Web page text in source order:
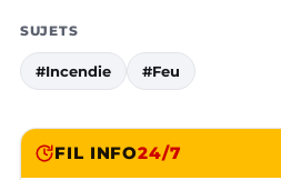
SUJETS
#Incendie #Feu
FIL INFO24/7